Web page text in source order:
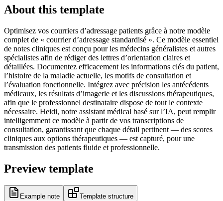
About this template
Optimisez vos courriers d’adressage patients grâce à notre modèle
complet de « courrier d’adressage standardisé ». Ce modèle essentiel
de notes cliniques est conçu pour les médecins généralistes et autres
spécialistes afin de rédiger des lettres d’orientation claires et
détaillées. Documentez efficacement les informations clés du patient,
l’histoire de la maladie actuelle, les motifs de consultation et
l’évaluation fonctionnelle. Intégrez avec précision les antécédents
médicaux, les résultats d’imagerie et les discussions thérapeutiques,
afin que le professionnel destinataire dispose de tout le contexte
nécessaire. Heidi, notre assistant médical basé sur l’IA, peut remplir
intelligemment ce modèle à partir de vos transcriptions de
consultation, garantissant que chaque détail pertinent — des scores
cliniques aux options thérapeutiques — est capturé, pour une
transmission des patients fluide et professionnelle.
Preview template
Example note Template structure